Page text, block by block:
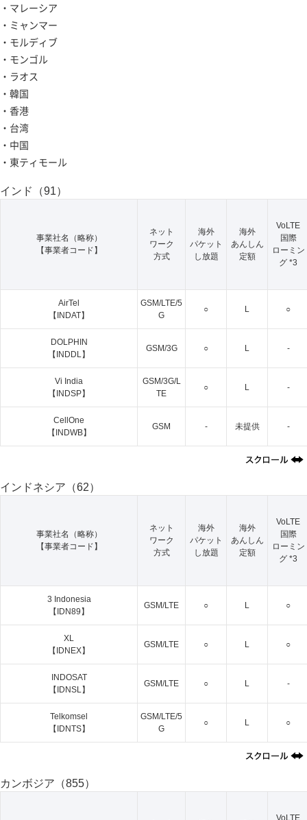
・マレーシア
・ミャンマー
・モルディブ
・モンゴル
・ラオス
・韓国
・香港
・台湾
・中国
・東ティモール